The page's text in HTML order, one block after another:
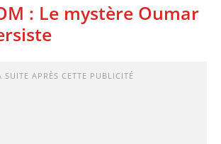
: Le mystère Oumar
SUITE APRÈS CETTE PUBLICITÉ